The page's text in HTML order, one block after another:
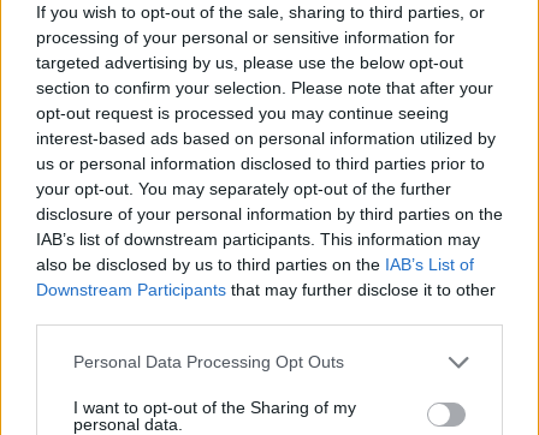
If you wish to opt-out of the sale, sharing to third parties, or
processing of your personal or sensitive information for
targeted advertising by us, please use the below opt-out
section to confirm your selection. Please note that after your
opt-out request is processed you may continue seeing
interest-based ads based on personal information utilized by
us or personal information disclosed to third parties prior to
your opt-out. You may separately opt-out of the further
disclosure of your personal information by third parties on the
IAB’s list of downstream participants. This information may
also be disclosed by us to third parties on the IAB’s List of
Downstream Participants that may further disclose it to other
Please note that this website/app uses one or more Google
not limited to your visit or usage behaviour. You may click to
Personal Data Processing Opt Outs
I want to opt-out of the Sharing of my
personal data.
«Επανάσταση» στην αυτοκίνηση - Οι Κινέζοι ετοιμάζουν
ρομποταξί χωρίς τιμόνι!